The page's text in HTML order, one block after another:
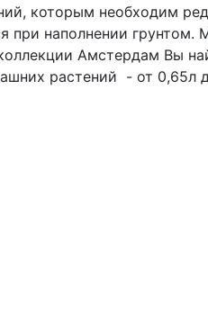
которым необходим
наполнении грунтом.
Амстердам Вы
растений - от 0,65л